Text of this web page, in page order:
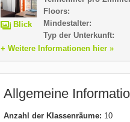
Blick
Floors:
Mindestalter:
Typ der Unterkunft:
+ Weitere Informationen hier »
Allgemeine
Anzahl der Klassenräume: 10